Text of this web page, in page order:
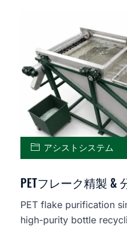
アシストシステム
PETフレーク精製 &
PET flake purification
high-purity bottle